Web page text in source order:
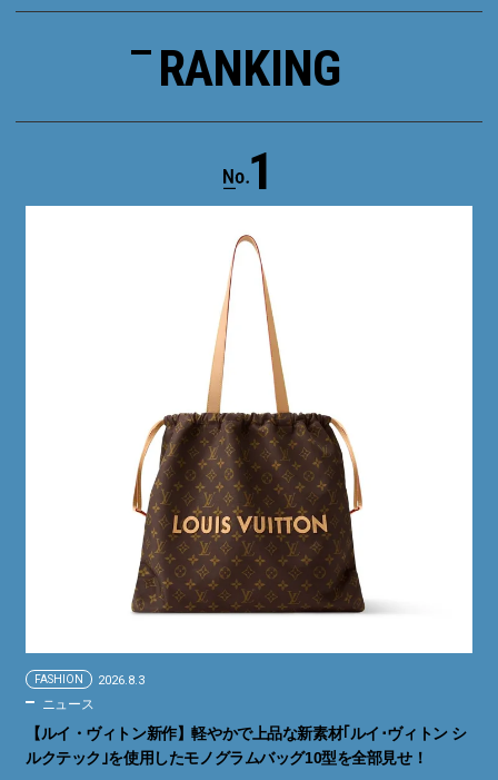
RANKING
1
FASHION 2026.8.3
ニュース
【ルイ・ヴィトン新作】軽やかで上品な新素材｢ルイ･ヴィトン シ
ルクテック｣を使用したモノグラムバッグ10型を全部見せ！